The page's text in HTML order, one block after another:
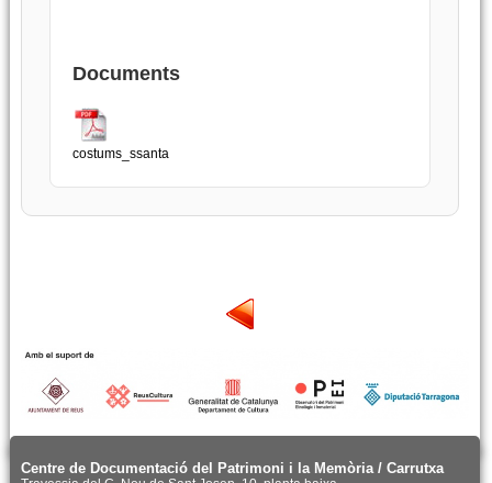
Documents
costums_ssanta
Centre de Documentació del Patrimoni i la Memòria / Carrutxa